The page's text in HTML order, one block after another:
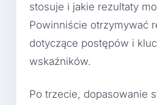
stosuje i jakie rezultaty
Powinniście otrzymywać
dotyczące postępów i
wskaźników.
Po trzecie, dopasowanie